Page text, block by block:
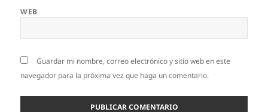
WEB
Guardar mi nombre, correo electrónico y sitio web en este
navegador para la próxima vez que haga un comentario.